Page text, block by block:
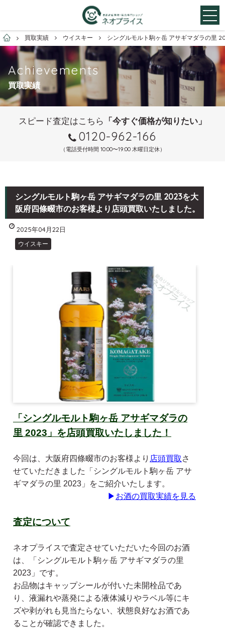
お酒買取専門店ネオプライス
買取実績 ウイスキー シングルモルト駒ヶ岳 アサギマダラの里
Achievements
買取実績
スピード査定はこちら 「今すぐ価格が知りたい」
0120-962-166
（電話受付時間 10:00〜19:00 木曜日定休）
シングルモルト駒ヶ岳 アサギマダラの里 2023を大
阪府四條畷市のお客様より店頭買取いたしました。
2025年04月22日
ウイスキー
「シングルモルト駒ヶ岳 アサギマダラの
里 2023」を店頭買取いたしました！
今回は、大阪府四條畷市のお客様より 店頭買取 さ
せていただきました「シングルモルト駒ヶ岳 アサ
ギマダラの里 2023」をご紹介いたします。
▶ お酒の買取実績を見る
査定について
ネオプライスで査定させていただいた今回のお酒
は、「シングルモルト駒ヶ岳 アサギマダラの里
2023」です。
お品物はキャップシールが付いた未開栓品であ
り、液漏れや蒸発による液体減りやラベル等にキ
ズや剥がれも見当たらない、状態良好なお酒であ
ることが確認できました。